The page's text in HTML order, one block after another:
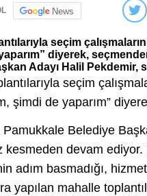
News
seçim
diyerek,
Adayı Halil Pekdemir,
seçim
şimdi de yaparım”
Pamukkale Belediye
kesmeden devam
adım basmadığı,
yapılan mahalle